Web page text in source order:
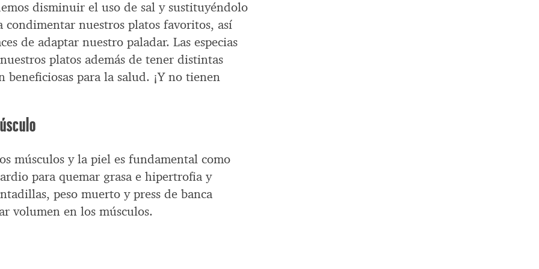
disminuir el uso de sal y sustituyéndolo
condimentar nuestros platos favoritos, así
de adaptar nuestro paladar. Las especias
platos además de tener distintas
beneficiosas para la salud. ¡Y no tienen
músculos y la piel es fundamental como
para quemar grasa e hipertrofia y
peso muerto y press de banca
volumen en los músculos.